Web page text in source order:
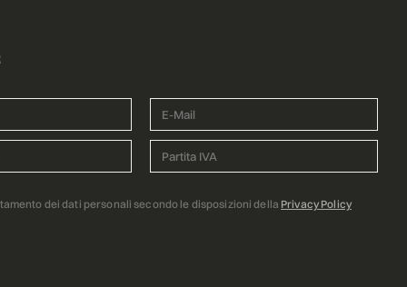
dei dati personali secondo le disposizioni della Privacy Policy